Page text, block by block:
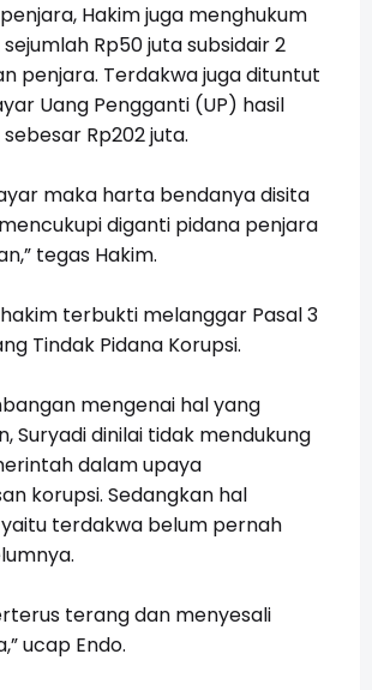
Hakim juga menghukum
Rp50 juta subsidair 2
penjara. Terdakwa juga dituntut
Uang Pengganti (UP) hasil
Rp202 juta.
maka harta bendanya disita
diganti pidana penjara
tegas Hakim.
terbukti melanggar Pasal 3
Tindak Pidana Korupsi.
mengenai hal yang
Suryadi dinilai tidak mendukung
dalam upaya
korupsi. Sedangkan hal
terdakwa belum pernah
terang dan menyesali
ucap Endo.